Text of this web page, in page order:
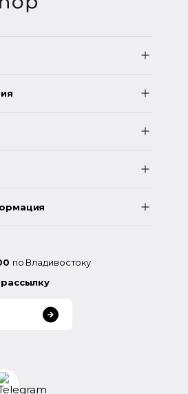
по Владивостоку